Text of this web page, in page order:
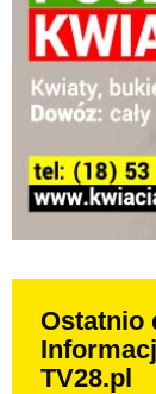
Ostatnio
TV28.pl